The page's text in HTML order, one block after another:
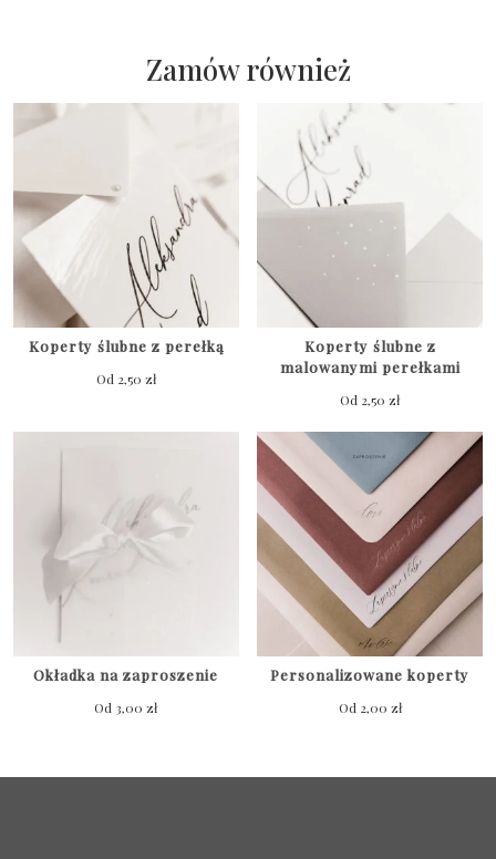
Zamów również
Koperty ślubne z perełką
Od 2,50 zł
Koperty ślubne z
malowanymi perełkami
Od 2,50zł
Okładka na zaproszenie
Od 3,00zł
Personalizowane koperty
Od 2,00 zł